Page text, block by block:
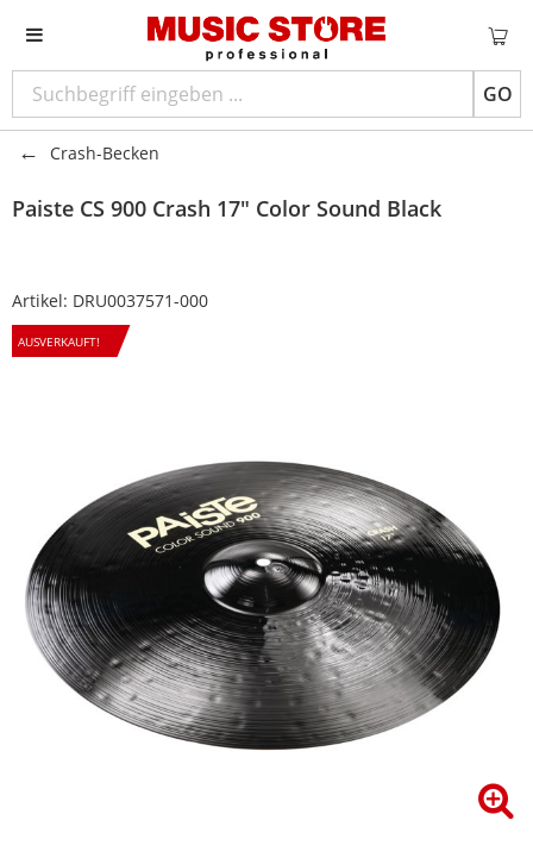
GO
Crash-Becken
Paiste CS 900 Crash 17" Color Sound Black
Artikel: DRU0037571-000
AUSVERKAUFT!